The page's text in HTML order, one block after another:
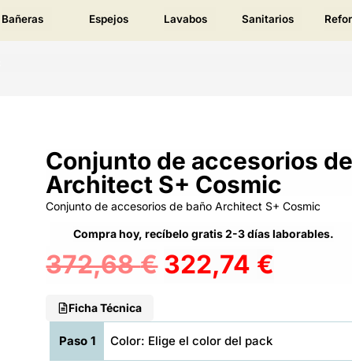
Bañeras Espejos Lavabos Sanitarios
Conjunto de accesorios
Architect S+ Cosmic
Conjunto de accesorios de baño Architect S+ Cosmic
Compra hoy, recíbelo gratis 2-3 días laborables.
372,68€ 322,74 €
Ficha Técnica
Paso 1 Color: Elige el color del pack